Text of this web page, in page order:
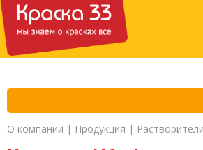
О компании | Продукция | Растворители